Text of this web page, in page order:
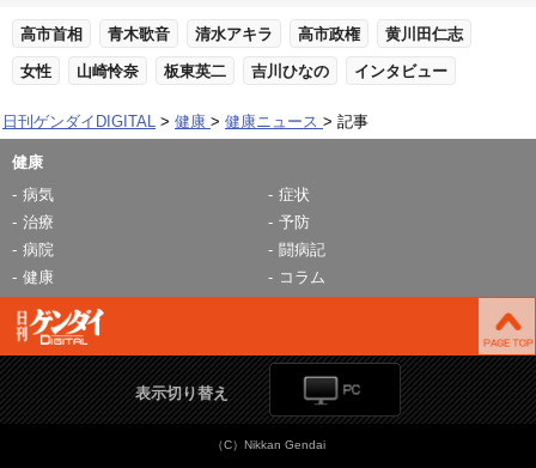
高市首相 青木歌音 清水アキラ 高市政権 黄川田仁志
女性 山崎怜奈 板東英二 吉川ひなの インタビュー
日刊ゲンダイDIGITAL 健康 健康ニュース 記事
健康
病気
症状
治療
予防
病院
闘病記
健康
コラム
表示切り替え
（C）Nikkan Gendai